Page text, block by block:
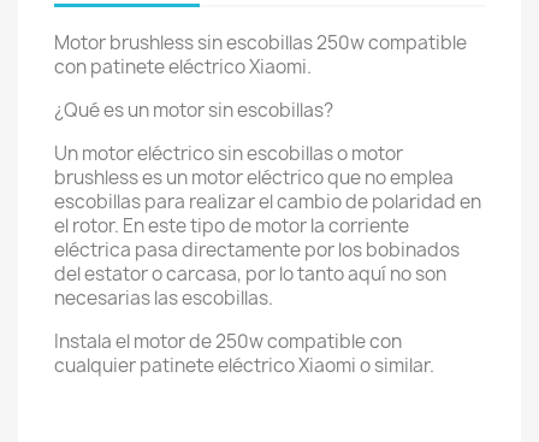
Motor brushless sin escobillas 250w compatible
con patinete eléctrico Xiaomi.
¿Qué es un motor sin escobillas?
Un motor eléctrico sin escobillas o motor
brushless es un motor eléctrico que no emplea
escobillas para realizar el cambio de polaridad en
el rotor. En este tipo de motor la corriente
eléctrica pasa directamente por los bobinados
del estator o carcasa, por lo tanto aquí no son
necesarias las escobillas.
Instala el motor de 250w compatible con
cualquier patinete eléctrico Xiaomi o similar.